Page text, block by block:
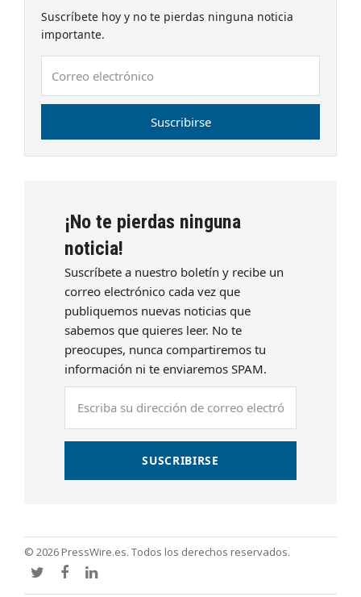
Suscríbete hoy y no te pierdas ninguna noticia
importante.
electrónico
Suscribirse
¡No te pierdas ninguna
noticia!
Suscríbete a nuestro boletín y recibe un
correo electrónico cada vez que
publiquemos nuevas noticias que
sabemos que quieres leer. No te
preocupes, nunca compartiremos tu
información ni te enviaremos SPAM.
SUSCRIBIRSE
© 2026 PressWire.es. Todos los derechos reservados.
TwitterFacebook
LinkedIn